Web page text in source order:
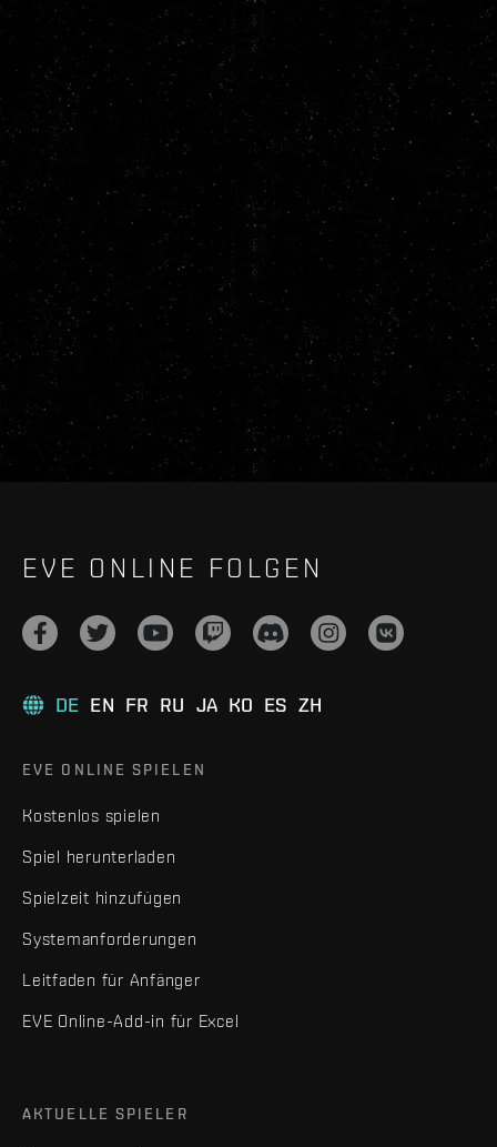
EVE ONLINE FOLGEN
DE EN FR RU JA KO ES ZH
EVE ONLINE SPIELEN
Kostenlos spielen
Spiel herunterladen
Spielzeit hinzufügen
Systemanforderungen
Leitfaden für Anfänger
EVE Online-Add-in für Excel
AKTUELLE SPIELER